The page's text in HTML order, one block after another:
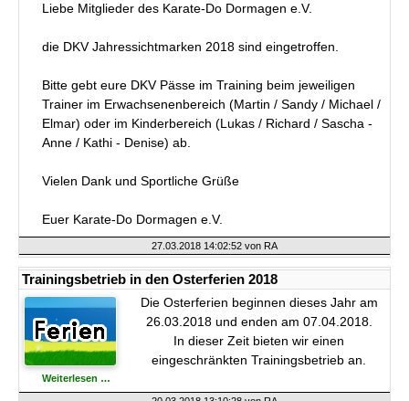
Liebe Mitglieder des Karate-Do Dormagen e.V.
die DKV Jahressichtmarken 2018 sind eingetroffen.
Bitte gebt eure DKV Pässe im Training beim jeweiligen
Trainer im Erwachsenenbereich (Martin / Sandy / Michael /
Elmar) oder im Kinderbereich (Lukas / Richard / Sascha -
Anne / Kathi - Denise) ab.
Vielen Dank und Sportliche Grüße
Euer Karate-Do Dormagen e.V.
27.03.2018 14:02:52 von RA
Trainingsbetrieb in den Osterferien 2018
Die Osterferien beginnen dieses Jahr am
26.03.2018 und enden am 07.04.2018.
In dieser Zeit bieten wir einen
eingeschränkten Trainingsbetrieb an.
Weiterlesen …
den